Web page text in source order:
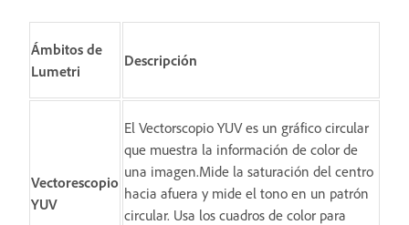
Ámbitos de
Lumetri
Descripción
Vectorescopio
YUV
El Vectorscopio YUV es un gráfico circular
que muestra la información de color de
una imagen.Mide la saturación del centro
hacia afuera y mide el tono en un patrón
circular. Usa los cuadros de color para